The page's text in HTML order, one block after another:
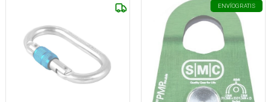
ENVÍOGRATIS